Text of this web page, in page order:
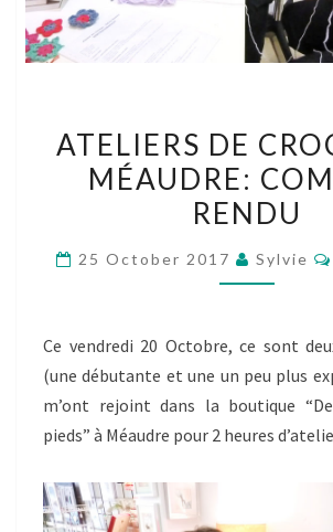
DE
CROCHET
À
COMPTE-
ATELIERS DE
MÉAUDRE:
RENDU
25 October 2017 Sylvie
Ce vendredi 20 Octobre, ce sont
(une débutante et une un peu plus
m’ont rejoint dans la boutique
pieds” à Méaudre pour 2 heures